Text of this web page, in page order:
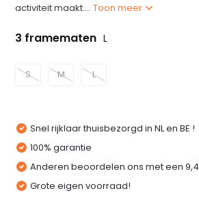
activiteit maakt....Toon meer
3 framematen L
S M L
Snel rijklaar thuisbezorgd in NL en BE !
100% garantie
Anderen beoordelen ons met een 9,4
Grote eigen voorraad!